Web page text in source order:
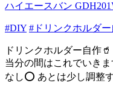
ハイエースバン
#DIY #ドリンクホルダ
ドリンクホルダー自作
当分の間はこれでいき
なし⭕️ あとは少し調整